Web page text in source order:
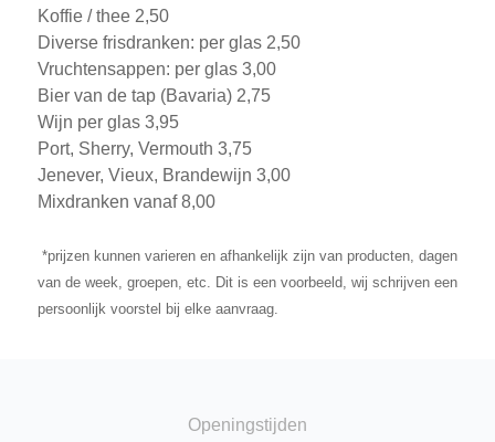
Koffie / thee 2,50
Diverse frisdranken: per glas 2,50
Vruchtensappen: per glas 3,00
Bier van de tap (Bavaria) 2,75
Wijn per glas 3,95
Port, Sherry, Vermouth 3,75
Jenever, Vieux, Brandewijn 3,00
Mixdranken vanaf 8,00
*prijzen kunnen varieren en afhankelijk zijn van producten, dagen
van de week, groepen, etc. Dit is een voorbeeld, wij schrijven een
persoonlijk voorstel bij elke aanvraag.
Openingstijden